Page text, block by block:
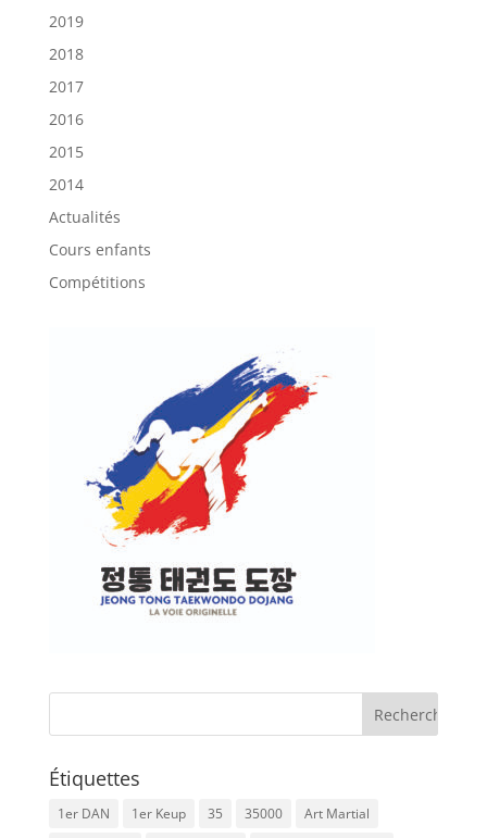
2019
2018
2017
2016
2015
2014
Actualités
Cours enfants
Compétitions
Étiquettes
1er DAN 1er Keup 35 35000 Art Martial